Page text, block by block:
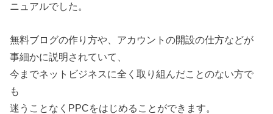
ニュアルでした。
無料ブログの作り方や、アカウントの開設の仕方などが
事細かに説明されていて、
今までネットビジネスに全く取り組んだことのない方で
も
迷うことなくPPCをはじめることができます。